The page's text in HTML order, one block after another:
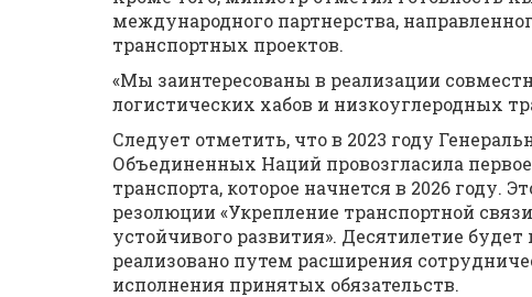
международного партнерства,
транспортных проектов.
«Мы заинтересованы в реализации
логистических хабов и низкоуглеродных
Следует отметить, что в 2023 году
Объединенных Наций провозгласила
транспорта, которое начнется в 2026 году.
резолюции «Укрепление транспортной
устойчивого развития». Десятилетие
реализовано путем расширения
исполнения принятых обязательств.